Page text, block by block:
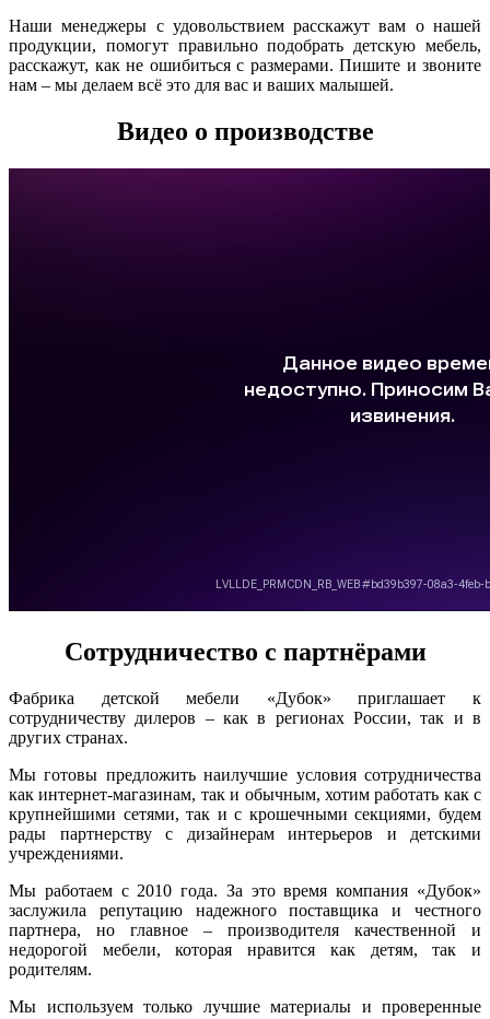
Наши менеджеры с удовольствием расскажут вам о нашей
продукции, помогут правильно подобрать детскую мебель,
расскажут, как не ошибиться с размерами. Пишите и звоните
нам – мы делаем всё это для вас и ваших малышей.
Видео о производстве
Сотрудничество с партнёрами
Фабрика детской мебели «Дубок» приглашает к
сотрудничеству дилеров – как в регионах России, так и в
других странах.
Мы готовы предложить наилучшие условия сотрудничества
как интернет-магазинам, так и обычным, хотим работать как с
крупнейшими сетями, так и с крошечными секциями, будем
рады партнерству с дизайнерам интерьеров и детскими
учреждениями.
Мы работаем с 2010 года. За это время компания «Дубок»
заслужила репутацию надежного поставщика и честного
партнера, но главное – производителя качественной и
недорогой мебели, которая нравится как детям, так и
родителям.
Мы используем только лучшие материалы и проверенные